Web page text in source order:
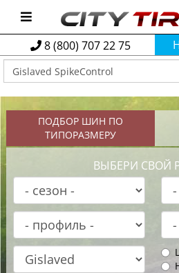
8 (800) 707 22 75
ПОДБОР ШИН ПО
ТИПОРАЗМЕРУ
ВЫБЕРИ СВОЙ